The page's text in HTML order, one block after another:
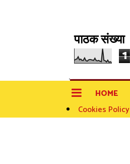
पाठक संख्या
1
HOME
Cookies Policy